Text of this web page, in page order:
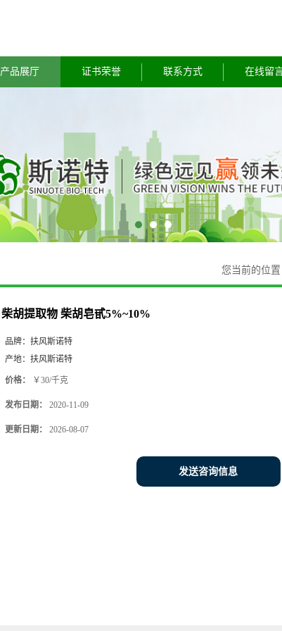
产品展厅 证书荣誉 联系方式 在线留
您当前的位置
柴胡提取物 柴胡皂甙5%~10%
品牌： 扶风斯诺特
产地： 扶风斯诺特
价格： ￥30/千克
发布日期： 2020-11-09
更新日期： 2026-08-07
发送咨询信息